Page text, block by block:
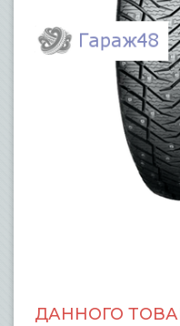
ДАННОГО